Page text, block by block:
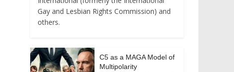
Gay and Lesbian Rights Commission) and
others.
C5 as a MAGA Model of
Multipolarity